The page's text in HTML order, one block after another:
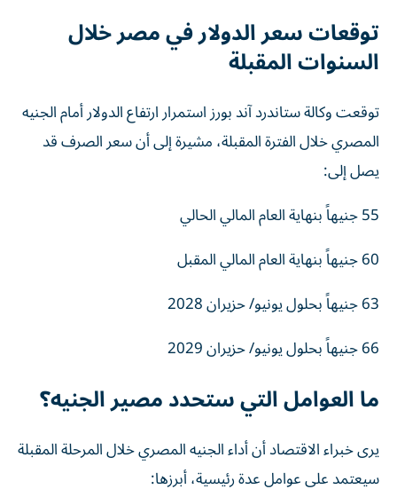
توقعات سعر الدولار في مصر خلال
السنوات المقبلة
توقعت وكالة ستاندرد آند بورز استمرار ارتفاع الدولار أمام الجنيه
المصري خلال الفترة المقبلة، مشيرة إلى أن سعر الصرف قد
يصل إلى:
55 جنيهاً بنهاية العام المالي الحالي
60 جنيهاً بنهاية العام المالي المقبل
63 جنيهاً بحلول يونيو/ حزيران 2028
66 جنيهاً بحلول يونيو/ حزيران 2029
ما العوامل التي ستحدد مصير الجنيه؟
يرى خبراء الاقتصاد أن أداء الجنيه المصري خلال المرحلة المقبلة
سيعتمد على عوامل عدة رئيسية، أبرزها: